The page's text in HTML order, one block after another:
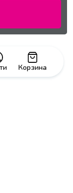
Корзина